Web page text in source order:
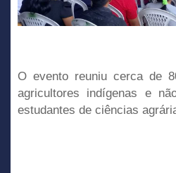
O evento reuniu cerca de
agricultores indígenas e
estudantes de ciências